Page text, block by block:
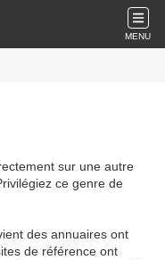
MENU
sur une autre
ce genre de
des annuaires ont
de référence ont